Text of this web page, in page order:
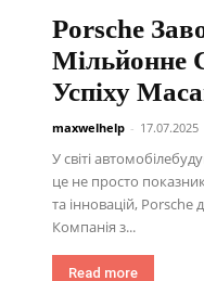
Porsche
Мільйонне
Успіху
maxwelhelp - 17.07.2025
У світі
це не просто
та інновацій, Porsche
Компанія з...
Read more